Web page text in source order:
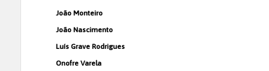
João Monteiro
João Nascimento
Luís Grave Rodrigues
Onofre Varela